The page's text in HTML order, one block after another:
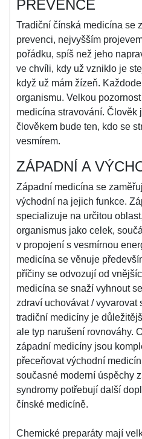
PREVENCE
Tradiční čínská medicína se
prevenci, nejvyšším
pořádku, spíš než jeho
ve chvíli, kdy už vzniklo je
když už mám žízeň.
organismu. Velkou
medicína stravování. Člověk
člověkem bude ten, kdo se
vesmírem.
ZÁPADNÍ A
Západní medicína se
východní na jejich funkce.
specializuje na určitou
organismus jako celek,
v propojení s vesmírnou
medicína se věnuje
příčiny se odvozují od
medicína se snaží vyhnout
zdraví uchovávat / vyvarovat
tradiční medicíny je
ale typ narušení rovnováhy.
západní medicíny jsou
přeceňovat východní
současné moderní úspěchy
syndromy potřebují další
čínské medicíně.
Chemické preparáty mají